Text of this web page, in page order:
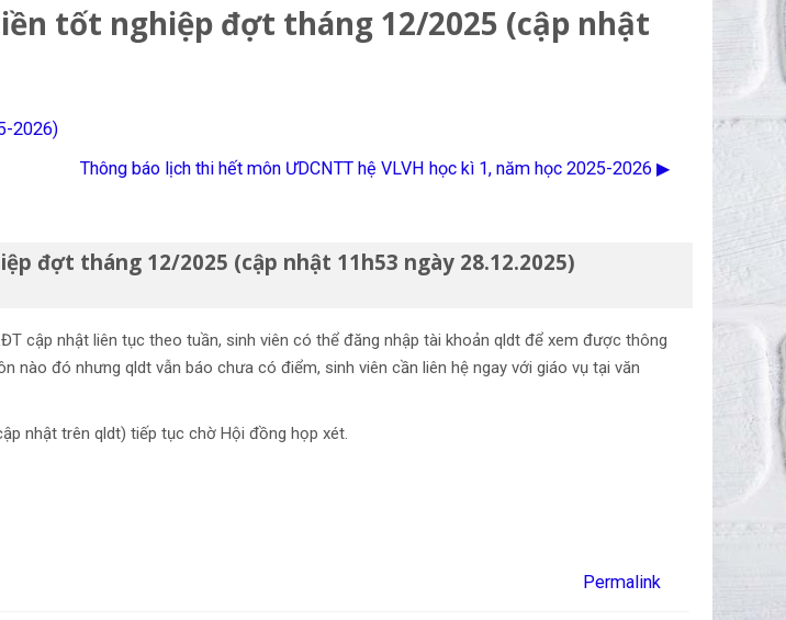
tốt nghiệp đợt tháng 12/2025 (cập nhật
2026)
Thông báo lịch thi hết môn ƯDCNTT hệ VLVH học kì 1, năm học 2025-2026 ▶︎
đợt tháng 12/2025 (cập nhật 11h53 ngày 28.12.2025)
cập nhật liên tục theo tuần, sinh viên có thể đăng nhập tài khoản qldt để xem được thông
đó nhưng qldt vẫn báo chưa có điểm, sinh viên cần liên hệ ngay với giáo vụ tại văn
nhật trên qldt) tiếp tục chờ Hội đồng họp xét.
Permalink